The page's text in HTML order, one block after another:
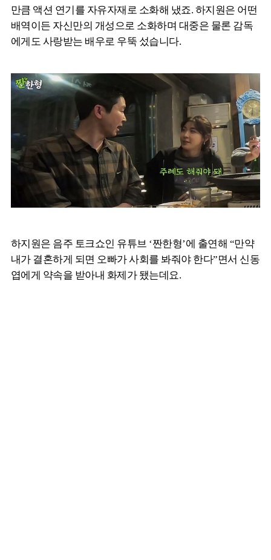
만큼 액션 연기를 자유자재로 소화해 냈죠. 하지원은 어떤
배역이든 자신만의 개성으로 소화하며 대중은 물론 감독
에게도 사랑받는 배우로 우뚝 섰습니다.
하지원은 음주 토크쇼인 유튜브 ‘짠한형’에 출연해 “만약
내가 결혼하게 되면 오빠가 사회를 봐줘야 한다”면서 신동
엽에게 약속을 받아내 화제가 됐는데요.